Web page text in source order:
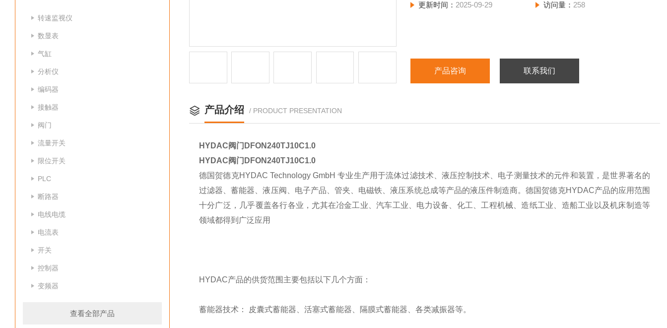
转速监视仪
数显表
气缸
分析仪
编码器
接触器
阀门
流量开关
限位开关
PLC
断路器
电线电缆
电流表
开关
控制器
变频器
查看全部产品
更新时间： 2025-09-29 访问量： 258
产品咨询 联系我们
产品介绍 / PRODUCT PRESENTATION
HYDAC阀门DFON240TJ10C1.0
HYDAC阀门DFON240TJ10C1.0
德国贺德克HYDAC Technology GmbH 专业生产用于流体过滤技术、液压控制技术、电子测量技术的元件和装置，是世界著名的
过滤器、蓄能器、液压阀、电子产品、管夹、电磁铁、液压系统总成等产品的液压件制造商。德国贺德克HYDAC产品的应用范围
十分广泛，几乎覆盖各行各业，尤其在冶金工业、汽车工业、电力设备、化工、工程机械、造纸工业、造船工业以及机床制造等
领域都得到广泛应用
HYDAC产品的供货范围主要包括以下几个方面：
蓄能器技术： 皮囊式蓄能器、活塞式蓄能器、隔膜式蓄能器、各类减振器等。